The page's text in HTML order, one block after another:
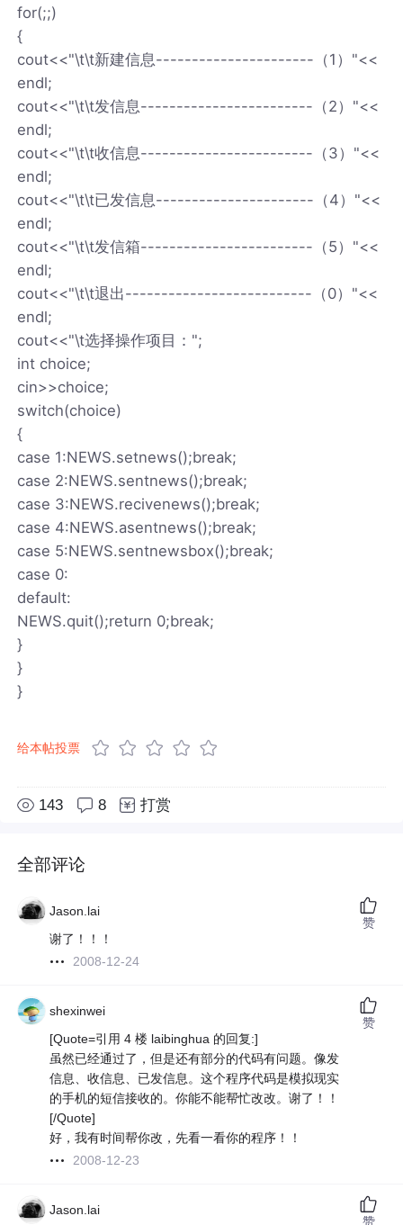
for(;;)
{
cout<<"\t\t新建信息----------------------（1）"<<
endl;
cout<<"\t\t发信息------------------------（2）"<<
endl;
cout<<"\t\t收信息------------------------（3）"<<
endl;
cout<<"\t\t已发信息----------------------（4）"<<
endl;
cout<<"\t\t发信箱------------------------（5）"<<
endl;
cout<<"\t\t退出--------------------------（0）"<<
endl;
cout<<"\t选择操作项目：";
int choice;
cin>>choice;
switch(choice)
{
case 1:NEWS.setnews();break;
case 2:NEWS.sentnews();break;
case 3:NEWS.recivenews();break;
case 4:NEWS.asentnews();break;
case 5:NEWS.sentnewsbox();break;
case 0:
default:
NEWS.quit();return 0;break;
}
}
}
给本帖投票
143 8 打赏
全部评论
Jason.lai
谢了！！！
2008-12-24
赞
shexinwei
[Quote=引用 4 楼 laibinghua 的回复:]
虽然已经通过了，但是还有部分的代码有问题。像发
信息、收信息、已发信息。这个程序代码是模拟现实
的手机的短信接收的。你能不能帮忙改改。谢了！！
[/Quote]
好，我有时间帮你改，先看一看你的程序！！
2008-12-23
赞
Jason.lai
赞